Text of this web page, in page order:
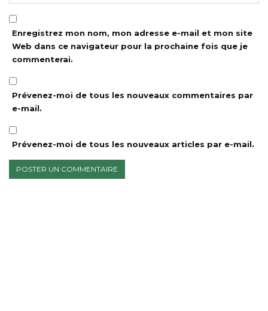
Enregistrez mon nom, mon adresse e-mail et mon site
Web dans ce navigateur pour la prochaine fois que je
commenterai.
Prévenez-moi de tous les nouveaux commentaires par
e-mail.
Prévenez-moi de tous les nouveaux articles par e-mail.